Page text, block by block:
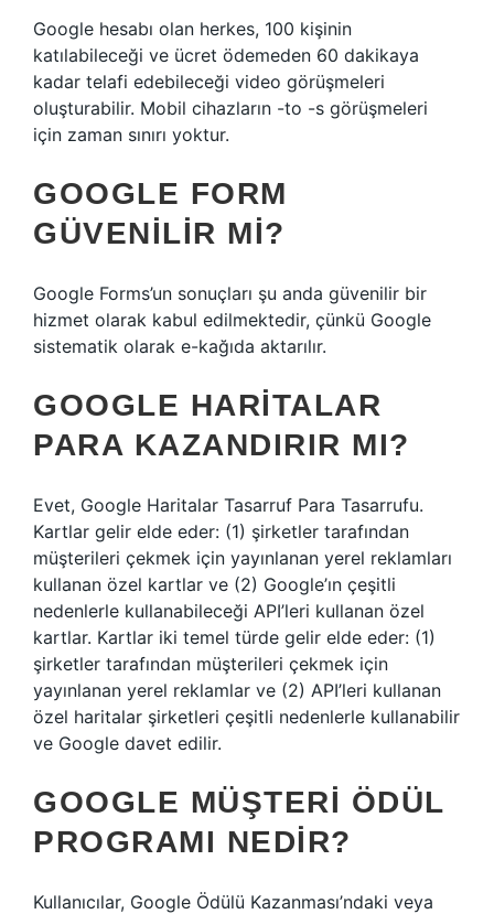
Google hesabı olan herkes, 100 kişinin
katılabileceği ve ücret ödemeden 60 dakikaya
kadar telafi edebileceği video görüşmeleri
oluşturabilir. Mobil cihazların -to -s görüşmeleri
için zaman sınırı yoktur.
GOOGLE FORM
GÜVENILIR MI?
Google Forms’un sonuçları şu anda güvenilir bir
hizmet olarak kabul edilmektedir, çünkü Google
sistematik olarak e-kağıda aktarılır.
GOOGLE HARITALAR
PARA KAZANDIRIR MI?
Evet, Google Haritalar Tasarruf Para Tasarrufu.
Kartlar gelir elde eder: (1) şirketler tarafından
müşterileri çekmek için yayınlanan yerel reklamları
kullanan özel kartlar ve (2) Google’ın çeşitli
nedenlerle kullanabileceği API’leri kullanan özel
kartlar. Kartlar iki temel türde gelir elde eder: (1)
şirketler tarafından müşterileri çekmek için
yayınlanan yerel reklamlar ve (2) API’leri kullanan
özel haritalar şirketleri çeşitli nedenlerle kullanabilir
ve Google davet edilir.
GOOGLE MÜŞTERI ÖDÜL
PROGRAMI NEDIR?
Kullanıcılar, Google Ödülü Kazanması’ndaki veya